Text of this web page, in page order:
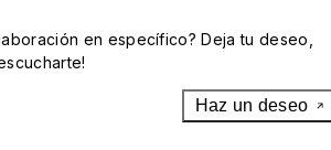
en específico? Deja tu deseo,
Haz un deseo